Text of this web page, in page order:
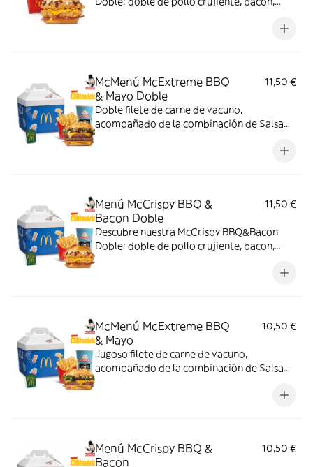
McMenú McExtreme BBQ
& Mayo Doble
11,50 €
Doble filete de carne de vacuno,
acompañado de la combinación de Salsa
doble de cheddar, lechuga fresca y tiras de
Menú McCrispy BBQ &
Bacon Doble
11,50 €
Descubre nuestra McCrispy BBQ&Bacon
Doble: doble de pollo crujiente, bacon,
McMenú McExtreme BBQ
& Mayo
10,50 €
Jugoso filete de carne de vacuno,
acompañado de la combinación de Salsa
doble de cheddar, lechuga fresca y tiras de
Menú McCrispy BBQ &
Bacon
10,50 €